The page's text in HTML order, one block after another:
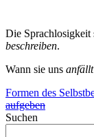
Die Sprachlosigkeit
beschreiben.
Wann sie uns anfällt
Formen des
aufgeben
Suchen